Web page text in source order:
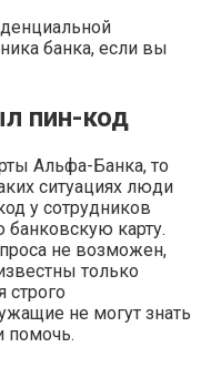
банка, если вы
пин-код
Альфа-Банка, то
ситуациях люди
у сотрудников
банковскую карту.
не возможен,
только
строго
не могут знать
помочь.